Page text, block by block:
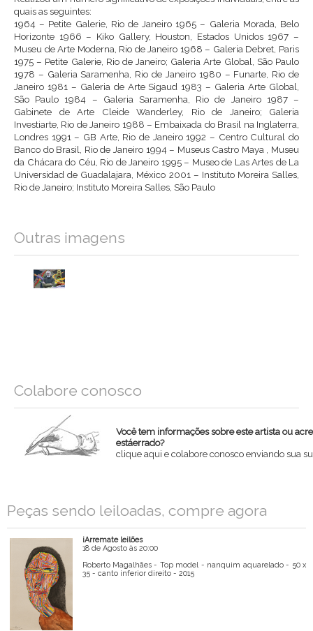
quais as seguintes:
1964 – Petite Galerie, Rio de Janeiro 1965 – Galeria Morada, Belo
Horizonte 1966 – Kiko Gallery, Houston, Estados Unidos 1967 –
Museu de Arte Moderna, Rio de Janeiro 1968 – Galeria Debret, Paris
1975 – Petite Galerie, Rio de Janeiro; Galeria Arte Global, São Paulo
1978 – Galeria Saramenha, Rio de Janeiro 1980 – Funarte, Rio de
Janeiro 1981 – Galeria de Arte Sigaud 1983 – Galeria Arte Global,
São Paulo 1984 – Galeria Saramenha, Rio de Janeiro 1987 –
Gabinete de Arte Cleide Wanderley, Rio de Janeiro; Galeria
Investiarte, Rio de Janeiro 1988 – Embaixada do Brasil na Inglaterra,
Londres 1991 – GB Arte, Rio de Janeiro 1992 – Centro Cultural do
Banco do Brasil, Rio de Janeiro 1994 – Museus Castro Maya , Museu
da Chácara do Céu, Rio de Janeiro 1995 – Museo de Las Artes de La
Universidad de Guadalajara, México 2001 – Instituto Moreira Salles,
Rio de Janeiro; Instituto Moreira Salles, São Paulo
Outras imagens
Colabore conosco
Você tem informações sobre este artista ou
estáerrado?
clique aqui e colabore conosco enviando sua
Mensagem
Peças sendo leiloadas, compre agora
iArremate leilões
18 de Agosto às 20:00
Roberto Magalhães - Top model - nanquim aquarelado - 50 x
35 - canto inferior direito - 2015